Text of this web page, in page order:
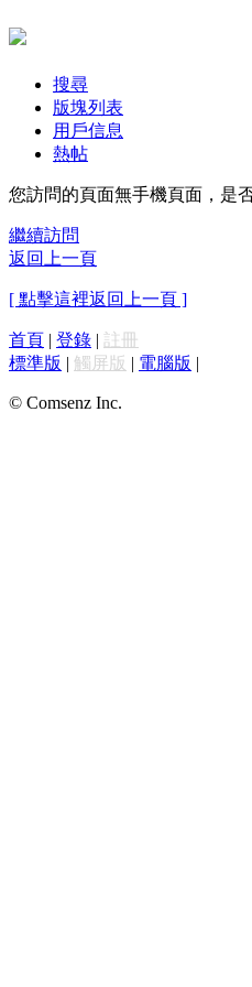
搜尋
版塊列表
用戶信息
熱帖
您訪問的頁面無手機頁面，是
繼續訪問
返回上一頁
[ 點擊這裡返回上一頁 ]
首頁 | 登錄 | 註冊
標準版 | 觸屏版 | 電腦版 |
© Comsenz Inc.